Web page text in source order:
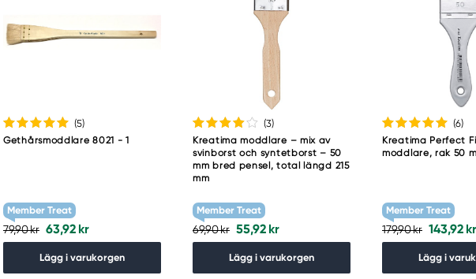
(5)
Gethårsmoddlare 8021 - 1
Member Treat
79,90 kr 63,92 kr
Lägg i varukorgen
(3)
Kreatima moddlare – mix av
svinborst och syntetborst – 50
mm bred pensel, total längd 215
mm
Member Treat
69,90 kr 55,92 kr
Lägg i varukorgen
(6)
Kreatima Perfect
moddlare, rak 50
Member Treat
179,90 kr 143,92 kr
Lägg i